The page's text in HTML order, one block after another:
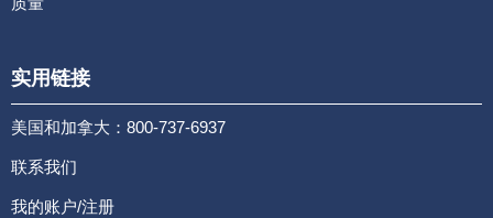
实用链接
美国和加拿大：800-737-6937
联系我们
我的账户/注册